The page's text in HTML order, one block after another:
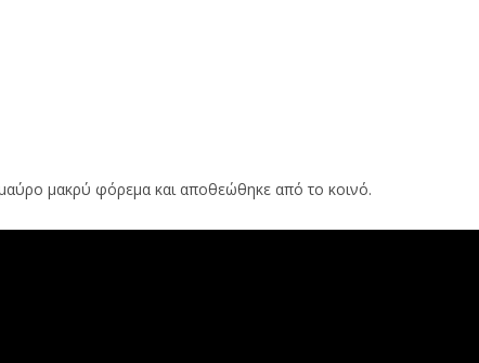
μακρύ φόρεμα και αποθεώθηκε από το κοινό.